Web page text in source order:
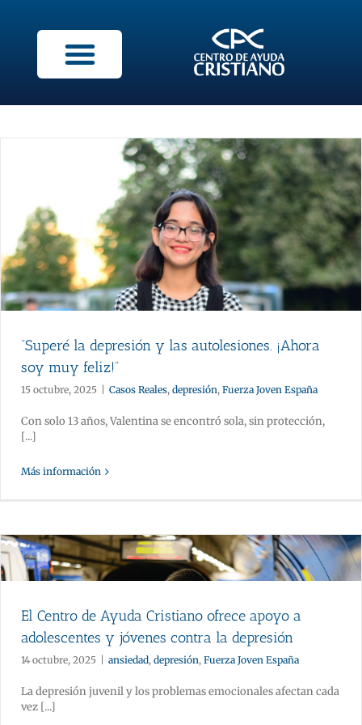
“Superé la depresión y las autolesiones. ¡Ahora
soy muy feliz!”
15 octubre, 2025 Casos Reales, depresión, Fuerza Joven España
Con solo 13 años, Valentina se encontró sola, sin protección,
[...]
Más información
El Centro de Ayuda Cristiano ofrece apoyo a
adolescentes y jóvenes contra la depresión
14 octubre, 2025 ansiedad, depresión, Fuerza Joven España
La depresión juvenil y los problemas emocionales afectan cada
vez [...]